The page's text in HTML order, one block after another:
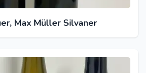
Max Müller Silvaner